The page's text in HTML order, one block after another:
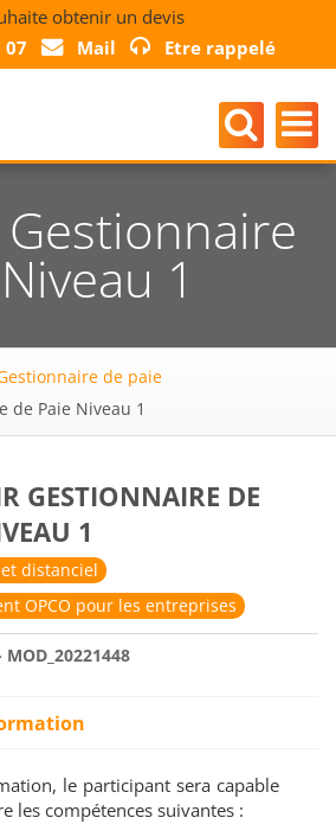
obtenir un devis
07
Mail Etre rappelé
1
de paie
de Paie Niveau 1
GESTIONNAIRE DE
1
distanciel
OPCO pour les entreprises
MOD_20221448
le participant sera capable
les compétences suivantes :